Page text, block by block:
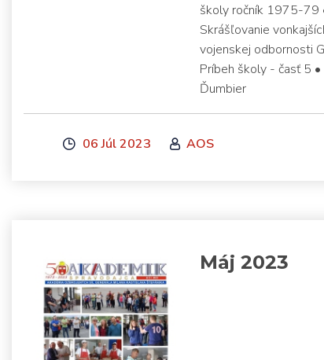
školy ročník 1975-79
Skrášľovanie
vojenskej odbornosti
Príbeh školy - časť 5
Ďumbier
06 Júl 2023 AOS
Máj 2023